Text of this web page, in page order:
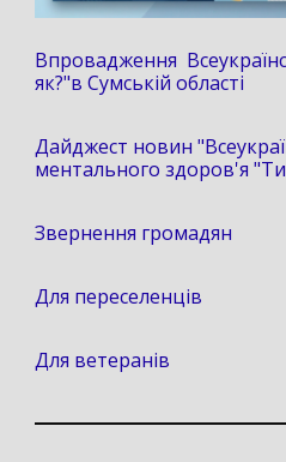
Впровадження
як?"в Сумській області
Дайджест новин
ментального здоров'я "Ти
Звернення громадян
Для переселенців
Для ветеранів